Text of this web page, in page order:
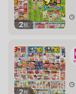
2枚
2枚